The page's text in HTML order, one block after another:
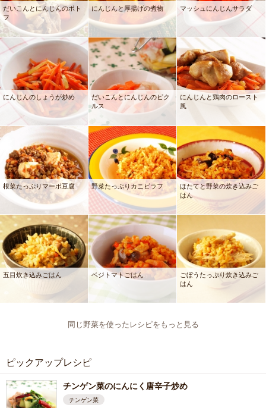
だいこんとにんじんのポト
フ
にんじんと厚揚げの煮物 マッシュにんじんサラダ
にんじんのしょうが炒め
だいこんとにんじんのピク
ルス
にんじんと鶏肉のロースト
風
根菜たっぷりマーボ豆腐 野菜たっぷりカニピラフ
ほたてと野菜の炊き込みご
はん
五目炊き込みごはん ベジトマトごはん
ごぼうたっぷり炊き込みご
はん
同じ野菜を使ったレシピをもっと見る
ピックアップレシピ
チンゲン菜のにんにく唐辛子炒め
チンゲン菜